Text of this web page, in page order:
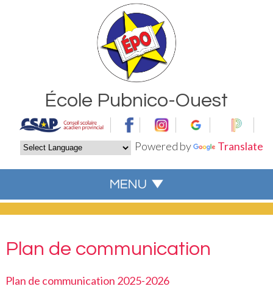
Powered by Translate
École Pubnico-Ouest
Plan de communication
Plan de communication 2025-2026